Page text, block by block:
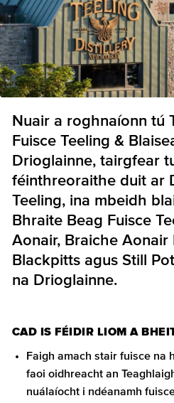
Nuair a roghnaíonn tú
Fuisce Teeling &
Drioglainne, tairgfear
féinthreoraithe duit ar
Teeling, ina mbeidh
Bhraite Beag Fuisce
Aonair, Braiche Aonair
Blackpitts agus Still
na Drioglainne.
CAD IS FÉIDIR LIOM A
Faigh amach stair fuisce na
faoi oidhreacht an
nuálaíocht i ndéanamh